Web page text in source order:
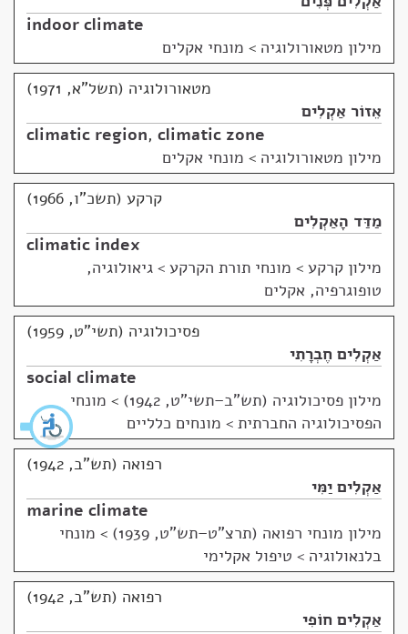
indoor climate
מילון מטאורולוגיה > מונחי אקלים
מטאורולוגיה (תשל"א, 1971)
אֵזוֹר אַקְלִים
climatic region, climatic zone
מילון מטאורולוגיה > מונחי אקלים
קרקע (תשכ"ו, 1966)
מַדַּד הָאַקְלִים
climatic index
מילון קרקע > מונחי תורת הקרקע > גיאולוגיה,
טופוגרפיה, אקלים
פסיכולוגיה (תשי"ט, 1959)
אַקְלִים חֶבְרָתִי
social climate
מילון פסיכולוגיה (תש"ב–תשי"ט, 1942)
> מונחי
הפסיכולוגיה החברתית > מונחים כלליים
רפואה (תש"ב, 1942)
אַקְלִים יַמִּי
marine climate
מילון מונחי רפואה (תרצ"ט–תש"ט, 1939)
> מונחי
בלנאולוגיה > טיפול אקלימי
רפואה (תש"ב, 1942)
אַקְלִים חוֹפִי